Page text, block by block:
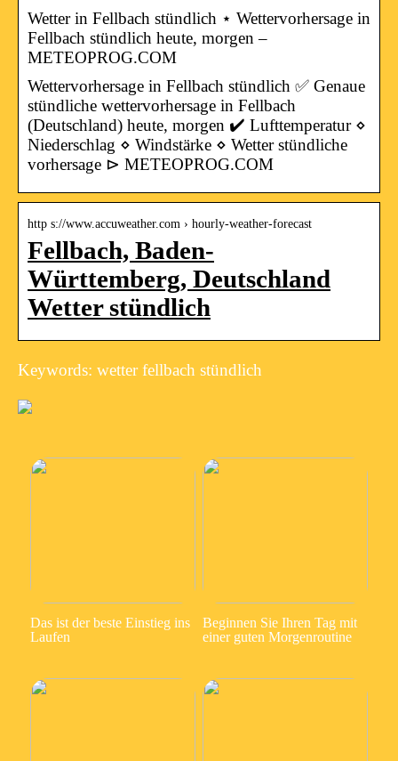
Wetter in Fellbach stündlich ⋆ Wettervorhersage in
Fellbach stündlich heute, morgen –
METEOPROG.COM
Wettervorhersage in Fellbach stündlich ✅ Genaue
stündliche wettervorhersage in Fellbach
(Deutschland) heute, morgen ✔️ Lufttemperatur ⋄
Niederschlag ⋄ Windstärke ⋄ Wetter stündliche
vorhersage ⊳ METEOPROG.COM
http s://www.accuweather.com › hourly-weather-forecast
Fellbach, Baden-
Württemberg, Deutschland
Wetter stündlich
Keywords: wetter fellbach stündlich
Das ist der beste Einstieg ins
Laufen
Beginnen Sie Ihren Tag mit
einer guten Morgenroutine